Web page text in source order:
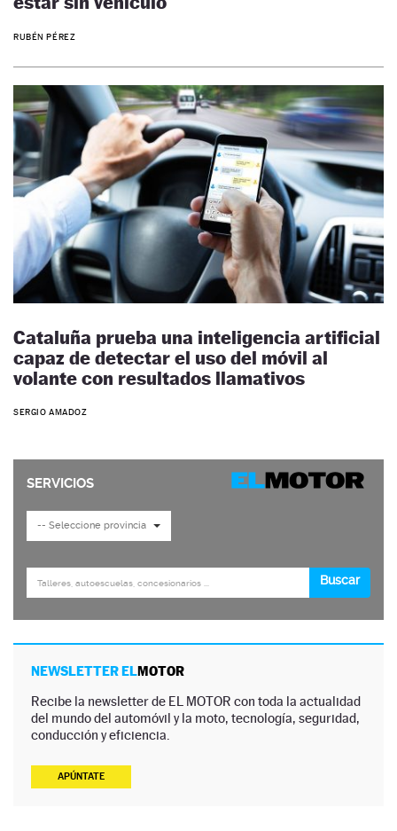
RUBÉN PÉREZ
Cataluña prueba una inteligencia artificial
capaz de detectar el uso del móvil al
volante con resultados llamativos
SERGIO AMADOZ
NEWSLETTER ELMOTOR
Recibe la newsletter de EL MOTOR con toda la actualidad
del mundo del automóvil y la moto, tecnología, seguridad,
conducción y eficiencia.
APÚNTATE